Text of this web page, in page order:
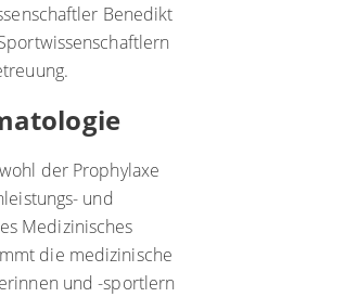
Benedikt
der Prophylaxe
und
Medizinisches
die medizinische
und -sportlern